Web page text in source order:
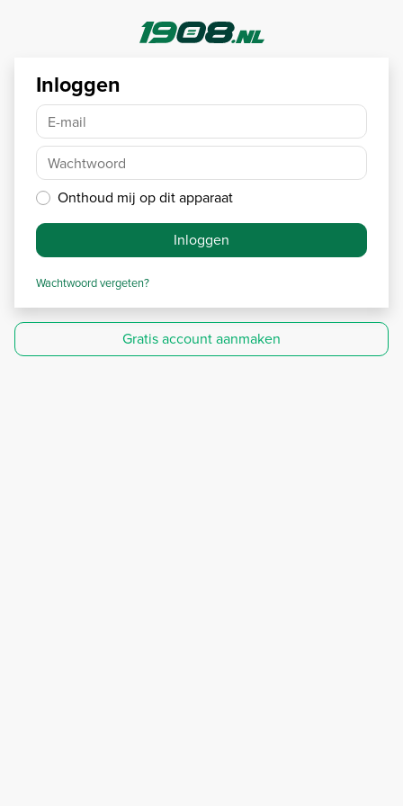
Inloggen
E-mail
Wachtwoord
Onthoud mij op dit apparaat
Inloggen
Wachtwoord vergeten?
Gratis account aanmaken